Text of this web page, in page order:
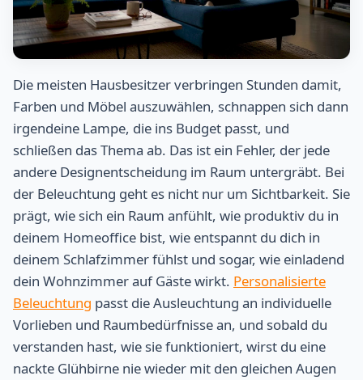
Die meisten Hausbesitzer verbringen Stunden damit,
Farben und Möbel auszuwählen, schnappen sich dann
irgendeine Lampe, die ins Budget passt, und
schließen das Thema ab. Das ist ein Fehler, der jede
andere Designentscheidung im Raum untergräbt. Bei
der Beleuchtung geht es nicht nur um Sichtbarkeit. Sie
prägt, wie sich ein Raum anfühlt, wie produktiv du in
deinem Homeoffice bist, wie entspannt du dich in
deinem Schlafzimmer fühlst und sogar, wie einladend
dein Wohnzimmer auf Gäste wirkt. Personalisierte
Beleuchtung passt die Ausleuchtung an individuelle
Vorlieben und Raumbedürfnisse an, und sobald du
verstanden hast, wie sie funktioniert, wirst du eine
nackte Glühbirne nie wieder mit den gleichen Augen